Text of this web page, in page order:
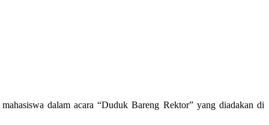
dalam acara “Duduk Bareng Rektor” yang diadakan di